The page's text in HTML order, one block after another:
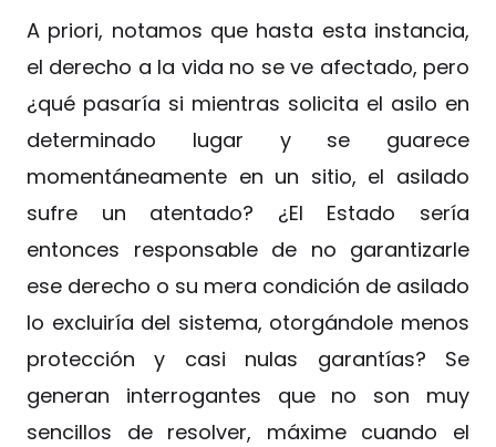
A priori, notamos que hasta esta instancia,
el derecho a la vida no se ve afectado, pero
¿qué pasaría si mientras solicita el asilo en
determinado lugar y se guarece
momentáneamente en un sitio, el asilado
sufre un atentado? ¿El Estado sería
entonces responsable de no garantizarle
ese derecho o su mera condición de asilado
lo excluiría del sistema, otorgándole menos
protección y casi nulas garantías? Se
generan interrogantes que no son muy
sencillos de resolver, máxime cuando el